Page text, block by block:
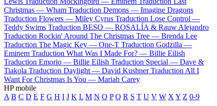
Christmas — Wham Traduction Demons — Imagine Dragons
Traduction Flowers — Miley Cyrus Traduction Lose Control —
Teddy Swims Traduction BESO — ROSALÍA & Rauw Alejandro
Traduction Rockin' Around The Christmas Tree — Brenda Lee
Traduction The Magic Key — One-T Traduction Godzilla —
Eminem Traduction What Was I Made For? — Billie Eilish
Traduction Emorio — Billie Eilish Traduction Special — Dave &
Tiakola Traduction Daylight — David Kushner Traduction All I
Want For Christmas Is You — Mariah Carey
HP mobile
A B C D E F G H I J K L M N O P Q R S T U V W X Y Z 0-9